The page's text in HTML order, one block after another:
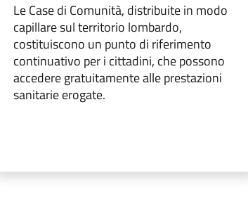
Le Case di Comunità, distribuite in modo
capillare sul territorio lombardo,
costituiscono un punto di riferimento
continuativo per i cittadini, che possono
accedere gratuitamente alle prestazioni
sanitarie erogate.